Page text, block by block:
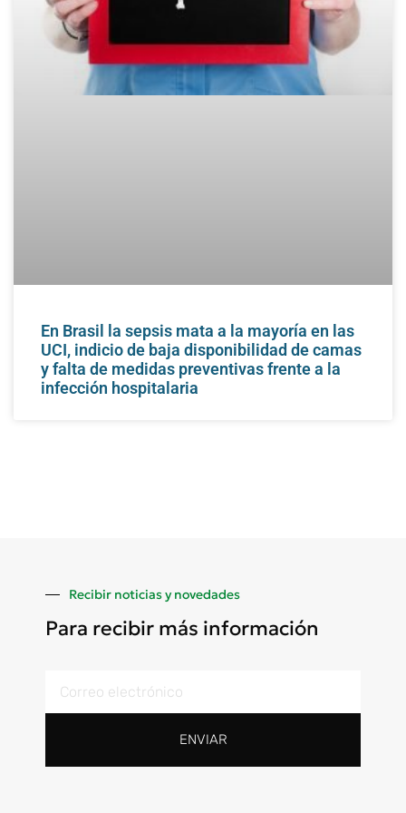
En Brasil la sepsis mata a la mayoría en las
UCI, indicio de baja disponibilidad de camas
y falta de medidas preventivas frente a la
infección hospitalaria
Recibir noticias y novedades
Para recibir más información
ENVIAR